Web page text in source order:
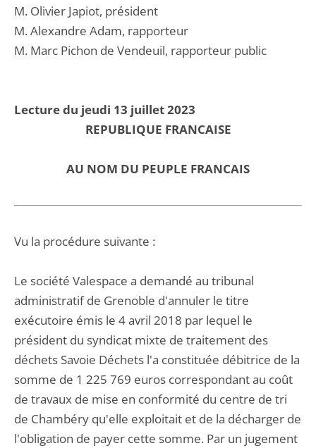
M. Olivier Japiot, président
M. Alexandre Adam, rapporteur
M. Marc Pichon de Vendeuil, rapporteur public
Lecture du jeudi 13 juillet 2023
REPUBLIQUE FRANCAISE
AU NOM DU PEUPLE FRANCAIS
Vu la procédure suivante :
Le société Valespace a demandé au tribunal
administratif de Grenoble d'annuler le titre
exécutoire émis le 4 avril 2018 par lequel le
président du syndicat mixte de traitement des
déchets Savoie Déchets l'a constituée débitrice de la
somme de 1 225 769 euros correspondant au coût
de travaux de mise en conformité du centre de tri
de Chambéry qu'elle exploitait et de la décharger de
l'obligation de payer cette somme. Par un jugement